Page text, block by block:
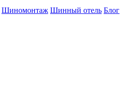
Шиномонтаж Шинный отель Блог